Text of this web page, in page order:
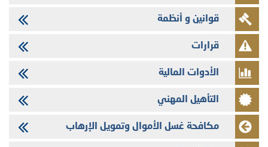
وفابايل - التحيين السنوي لملف المعلومات المتعلق ببرنامج إصدار سندات
شركات التمويل
29/07/2026
تهنئة بمناسبة عيد العرش المجيد
29/07/2026
تنشر الهيئة المغربية لسوق الرساميل العدد الرابع عشر من مجلة سوق الرساميل
28/07/2026
Med Paper - تجاوز حد المساهمة 5%
24/07/2026
قوانين و أنظمة
قرارات
الأدوات المالية
التأهيل المهني
مكافحة غسل الأموال وتمويل الإرهاب